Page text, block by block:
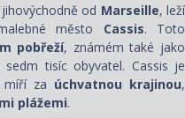
od Marseille, leží
město Cassis. Toto
pobřeží, známém také jako
tisíc obyvatel. Cassis je
míří za úchvatnou krajinou,
plážemi.